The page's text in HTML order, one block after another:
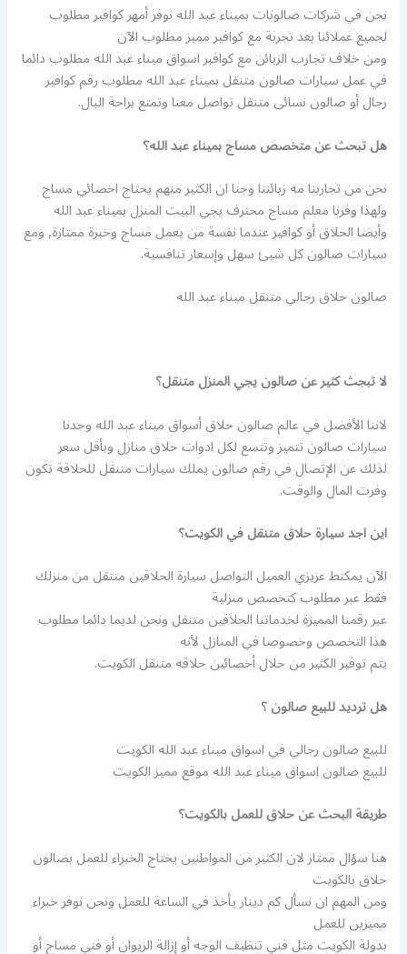
نجن في شركات صالونات بميناء عبد الله نوفر أمهر كوافير مطلوب
لجميع عملائنا بعد تجربة مع كوافير مميز مطلوب الآن
ومن خلاف تجارب الزبائن مع كوافبر اسواق ميناء عبد الله مطلوب دائما
في عمل سيارات صالون متنقل بميناء عبد الله مطلوب رقم كوافير
رجال أو صالون نسائى متنقل تواصل معنا وتمتع براحة البال.
هل تبحث عن متخصص مساج بميناء عبد الله؟
نحن من تجاربنا مه زبائننا وجنا ان الكثير منهم يحتاج اخصائي مساج
ولهذا وفرنا معلم مساج محترف يجي البيت المنزل بميناء عبد الله
وأيضا الحلاق أو كوافير عندما نفسة من يعمل مساج وخبرة ممتازة, ومع
سيارات صالون كل شيئ سهل وإسعار تنافسية.
صالون حلاق رجالي متنقل ميناء عبد الله
لا تبجث كثير عن صالون يجي المنزل متنقل؟
لاننا الأفضل في عالم صالون حلاق أسواق ميناء عبد الله وجدنا
سيارات صالون تتميز وتتسع لكل ادوات حلاق منازل وبأقل سعر
لذلك عن الإتصال في رقم صالون يملك سيارات متنقل للحلاقة تكون
وفرت المال والوقت.
اين اجد سيارة حلاق متنقل في الكويت؟
الآن يمكنط عزيزي العميل التواصل سيارة الحلاقين متنقل من منزلك
فقط عبر مطلوب كتخصص منزلية
عبر رقمنا المميزة لخدماتنا الحلاقين متنقل ونحن لديما دائما مطلوب
هذا التخصص وخصوصا في المنازل لأنه
يتم توفير الكثير من خلال أخصائين حلاقه متنقل الكويت.
هل ترديد للبيع صالون ؟
للبيع صالون رجالي في اسواق ميناء عبد الله الكويت
للبيع صالون اسواق ميناء عبد الله موقع مميز الكويت
طريقة البحث عن حلاق للعمل بالكويت؟
هنا سؤال ممتاز لان الكثير من المواطنين يحتاج الخبراء للعمل بصالون
حلاق بالكويت
ومن المهم ان نسأل كم دينار يأخذ في الساعة للعمل ونحن نوفر خبراء
مميزين للعمل
بدولة الكويت مثل فني تنظيف الوجه أو إزالة الزيوان أو فني مساج أو